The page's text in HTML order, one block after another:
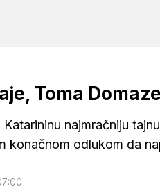
Toma
najmračniju
konačnom odlukom da